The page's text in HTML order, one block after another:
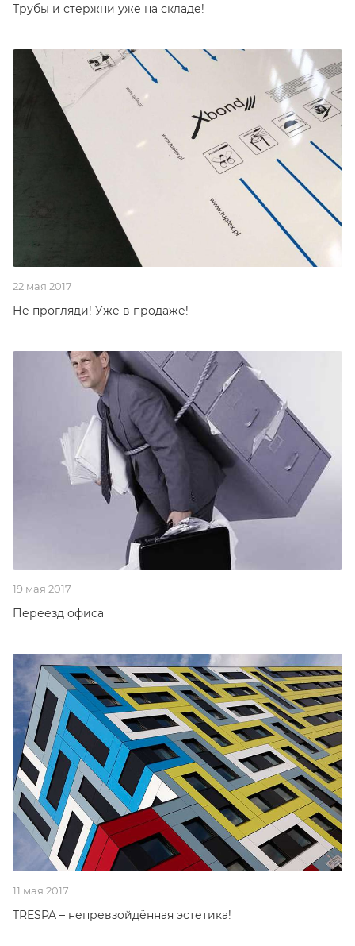
Трубы и стержни уже на складе!
22 мая 2017
Не прогляди! Уже в продаже!
19 мая 2017
Переезд офиса
11 мая 2017
TRESPA – непревзойдённая эстетика!